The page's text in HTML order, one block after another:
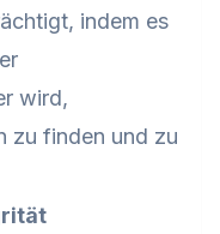
indem es
wird,
zu finden und zu